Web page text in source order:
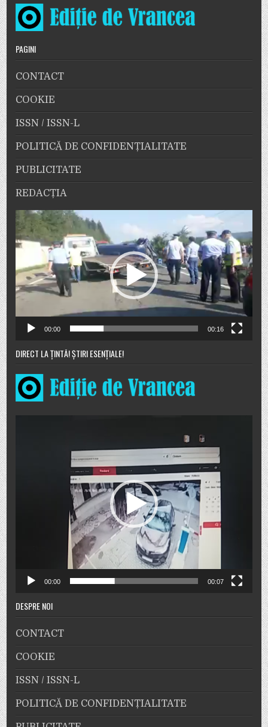
PAGINI
CONTACT
COOKIE
ISSN / ISSN-L
POLITICĂ DE CONFIDENȚIALITATE
PUBLICITATE
REDACȚIA
Player
video
00:00 00:16
DIRECT LA ȚINTĂ! ȘTIRI ESENȚIALE!
00:00 00:07
DESPRE NOI
CONTACT
COOKIE
ISSN / ISSN-L
POLITICĂ DE CONFIDENȚIALITATE